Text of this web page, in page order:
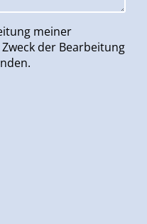
meiner
der Bearbeitung